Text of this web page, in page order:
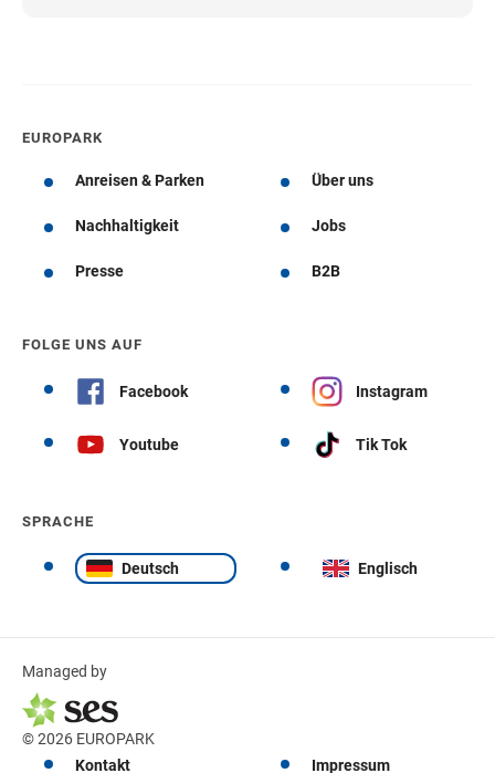
EUROPARK
Anreisen & Parken Über uns
Nachhaltigkeit Jobs
Presse B2B
FOLGE UNS AUF
Facebook Instagram
Youtube Tik Tok
SPRACHE
Deutsch Englisch
Managed by
© 2026 EUROPARK
Kontakt
Impressum